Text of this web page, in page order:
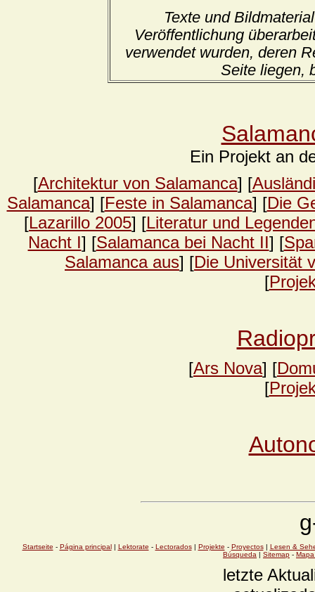
Texte und
Veröffentlichung
verwendet wurden, deren
Seite liegen,
Ein Projekt an
[Architektur von Salamanca] [
Salamanca] [Feste in Salamanca] [Die
[Lazarillo 2005] [Literatur und
Nacht I] [Salamanca bei Nacht II] [
Salamanca aus] [Die Universität
[
[Ars Nova] [
[
Startseite - Página principal| Lektorate - Lectorados| Projekte - Proyectos| Lesen &
Búsqueda | Sitemap -
letzte